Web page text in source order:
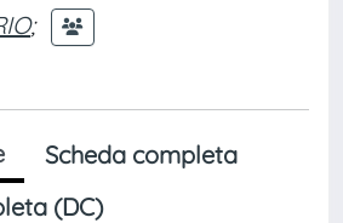
;
Scheda completa
(DC)